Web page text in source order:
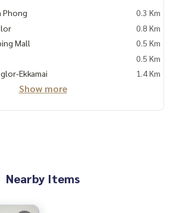
#townhomeforrent #townhomefors
#townhomeforbuy #townhouse #t
#townhouseforsell
#forrentcondo #Luxurycondo #Condo
#CondoRentalsBangkok #R
#CondoMarket #CondoDD #Sukhu
ด้วยใจ #ใช้ความรู้ทำงาน #บ้านและสวน #P
เมือง #สุขุมวิท #เพชรเกษม #คอนโด #ขายค
#รับปรึกษางานอสังหาริมทรัพย์ #อสังหาริ
Phong
0.3 Km
0.8 Km
Mall
0.5 Km
0.5 Km
Ekkamai
1.4 Km
Show more
Nearby Items